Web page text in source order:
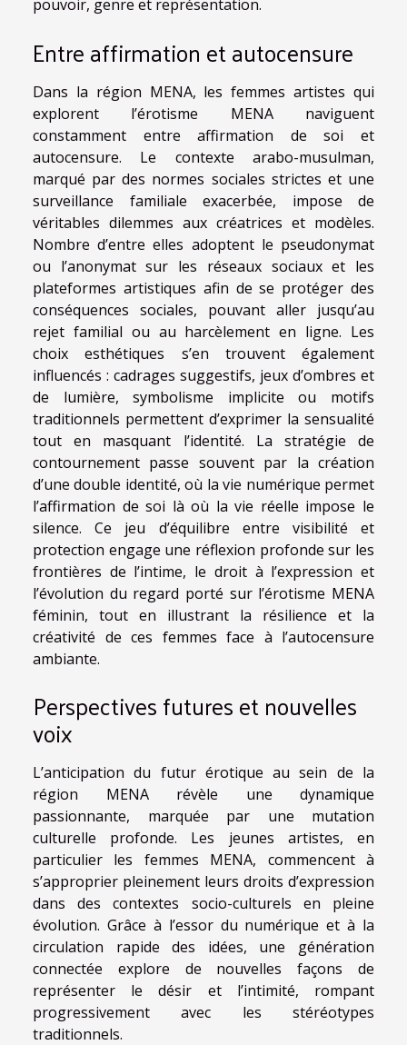
pouvoir, genre et représentation.
Entre affirmation et autocensure
Dans la région MENA, les femmes artistes qui
explorent l’érotisme MENA naviguent
constamment entre affirmation de soi et
autocensure. Le contexte arabo-musulman,
marqué par des normes sociales strictes et une
surveillance familiale exacerbée, impose de
véritables dilemmes aux créatrices et modèles.
Nombre d’entre elles adoptent le pseudonymat
ou l’anonymat sur les réseaux sociaux et les
plateformes artistiques afin de se protéger des
conséquences sociales, pouvant aller jusqu’au
rejet familial ou au harcèlement en ligne. Les
choix esthétiques s’en trouvent également
influencés : cadrages suggestifs, jeux d’ombres et
de lumière, symbolisme implicite ou motifs
traditionnels permettent d’exprimer la sensualité
tout en masquant l’identité. La stratégie de
contournement passe souvent par la création
d’une double identité, où la vie numérique permet
l’affirmation de soi là où la vie réelle impose le
silence. Ce jeu d’équilibre entre visibilité et
protection engage une réflexion profonde sur les
frontières de l’intime, le droit à l’expression et
l’évolution du regard porté sur l’érotisme MENA
féminin, tout en illustrant la résilience et la
créativité de ces femmes face à l’autocensure
ambiante.
Perspectives futures et nouvelles
voix
L’anticipation du futur érotique au sein de la
région MENA révèle une dynamique
passionnante, marquée par une mutation
culturelle profonde. Les jeunes artistes, en
particulier les femmes MENA, commencent à
s’approprier pleinement leurs droits d’expression
dans des contextes socio-culturels en pleine
évolution. Grâce à l’essor du numérique et à la
circulation rapide des idées, une génération
connectée explore de nouvelles façons de
représenter le désir et l’intimité, rompant
progressivement avec les stéréotypes
traditionnels.